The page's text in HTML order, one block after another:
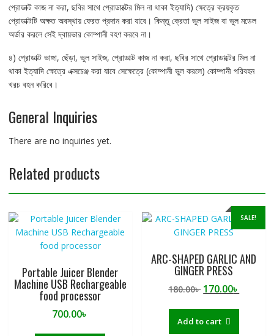
প্রোডাক্ট কাজ না করা, ছবির সাথে প্রোডাক্টের মিল না থাকা ইত্যাদি) ক্ষেত্রে ক্রয়কৃত
প্রোডাক্টটি অক্ষত অবস্থায় ফেরত প্রদান করা যাবে। কিন্তু ক্রেতা ভুল সাইজ বা ভুল মডেল
অর্ডার করলে সেই দ্বায়ভার কোম্পানী বহণ করবে না।
৪) প্রোডাক্ট ভাঙ্গা, ছেঁড়া, ভুল সাইজ, প্রোডাক্ট কাজ না করা, ছবির সাথে প্রোডাক্টের মিল না
থাকা ইত্যাদি ক্ষেত্রে এক্সচেঞ্জ করা যাবে সেক্ষেত্রে (কোম্পানী ভুল করলে) কোম্পানী পরিবহন
খরচ বহন করিবে।
General Inquiries
There are no inquiries yet.
Related products
Portable Juicer Blender
Machine USB Rechargeable
food processor
700.00৳
SALE!
ARC-SHAPED GARLIC AND
GINGER PRESS
180.00৳ Original
180.00৳ .
170.00৳
Add to cart